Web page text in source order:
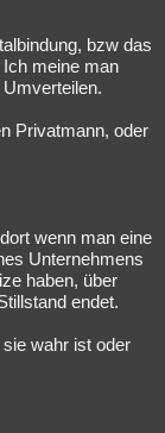
bzw das
meine man
Privatmann, oder
wenn man eine
Unternehmens
haben, über
endet.
wahr ist oder